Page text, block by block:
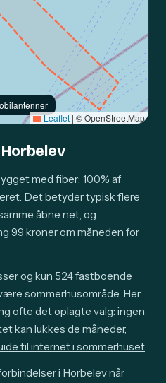
Leaflet | © OpenStreetMap
med fiber: 100% af
Det betyder typisk flere
åbne net, og
99 kroner om måneden for
og kun 524 fastboende
sommerhusområde. Her
ofte det oplagte valg: ingen
kan lukkes de måneder,
til internet i sommerhuset.
i Horbelev når